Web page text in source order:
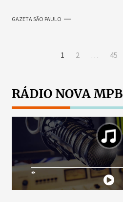
GAZETA SÃO PAULO
Paginação
posts
1 2 … 45
RÁDIO NOVA MPB